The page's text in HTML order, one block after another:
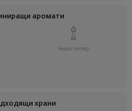
аромати
Черен пипер
храни